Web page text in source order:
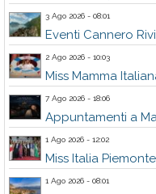
3 Ago 2026 - 08:01
Eventi Cannero
2 Ago 2026 - 10:03
Miss Mamma
7 Ago 2026 - 18:06
Appuntamenti a
1 Ago 2026 - 12:02
Miss Italia
1 Ago 2026 - 08:01